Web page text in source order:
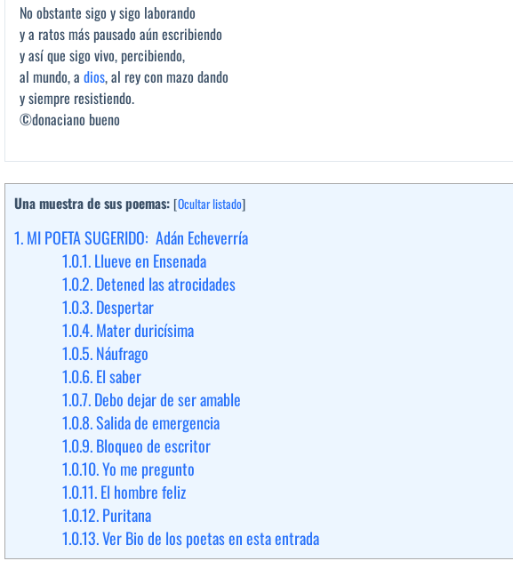
No obstante sigo y sigo laborando
y a ratos más pausado aún escribiendo
y así que sigo vivo, percibiendo,
al mundo, a dios, al rey con mazo dando
y siempre resistiendo.
©donaciano bueno
Una muestra de sus poemas: [Ocultar listado]
1.MI POETA SUGERIDO: Adán Echeverría
1.0.1.Llueve en Ensenada
1.0.2.Detened las atrocidades
1.0.3.Despertar
1.0.4.Mater duricísima
1.0.5.Náufrago
1.0.6.El saber
1.0.7.Debo dejar de ser amable
1.0.8.Salida de emergencia
1.0.9.Bloqueo de escritor
1.0.10.Yo me pregunto
1.0.11.El hombre feliz
1.0.12.Puritana
1.0.13.Ver Bio de los poetas en esta entrada